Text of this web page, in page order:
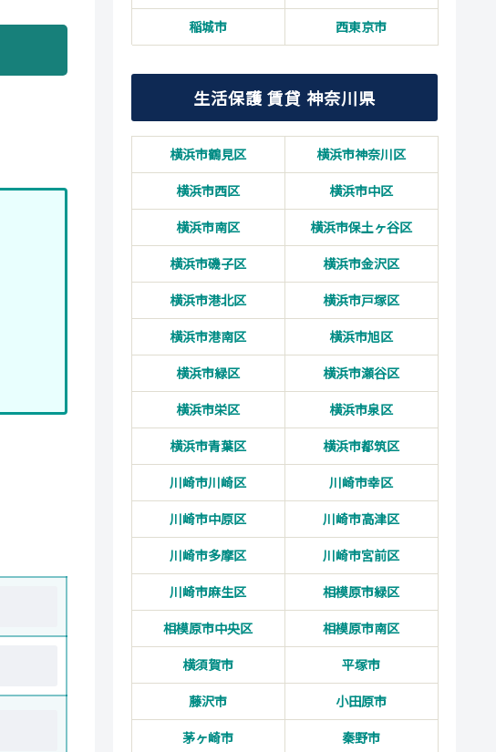
稲城市
西東京市
生活保護 賃貸 神奈川県
横浜市鶴見区
横浜市神奈川区
横浜市西区
横浜市中区
横浜市南区
横浜市保土ヶ谷区
横浜市磯子区
横浜市金沢区
横浜市港北区
横浜市戸塚区
横浜市港南区
横浜市旭区
横浜市緑区
横浜市瀬谷区
横浜市栄区
横浜市泉区
横浜市青葉区
横浜市都筑区
川崎市川崎区
川崎市幸区
川崎市中原区
川崎市高津区
川崎市多摩区
川崎市宮前区
川崎市麻生区
相模原市緑区
相模原市中央区
相模原市南区
横須賀市
平塚市
藤沢市
小田原市
茅ヶ崎市
秦野市